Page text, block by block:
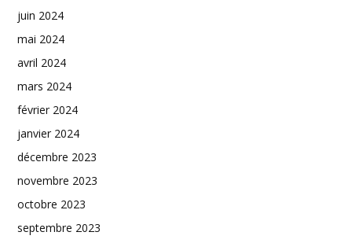
juin 2024
mai 2024
avril 2024
mars 2024
février 2024
janvier 2024
décembre 2023
novembre 2023
octobre 2023
septembre 2023